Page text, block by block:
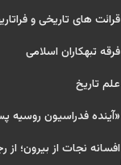
قرائت های تاریخی و
فرقه تبهکاران اسلامی
علم تاریخ
«آینده فدراسیون روسیه
افسانه نجات از بیرون؛ از